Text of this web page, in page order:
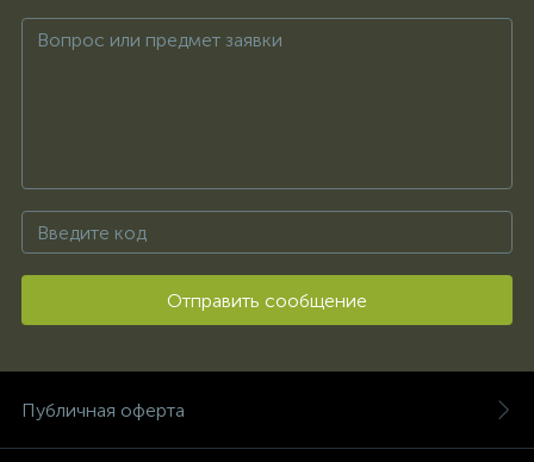
Отправить сообщение
Публичная оферта